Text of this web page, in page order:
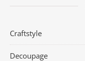
Craftstyle
Decoupage